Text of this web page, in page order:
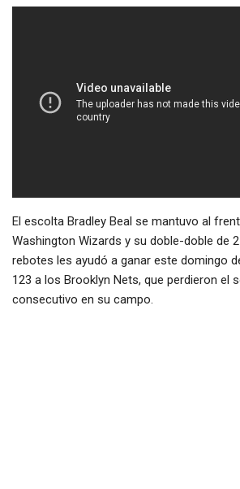
El escolta Bradley Beal se mantuvo al
Washington Wizards y su doble-doble de
rebotes les ayudó a ganar este domingo
123 a los Brooklyn Nets, que perdieron el
consecutivo en su campo.